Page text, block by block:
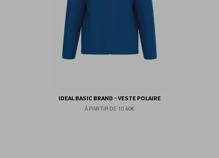
IDEAL BASIC BRAND - VESTE POLAIRE
À PARTIR DE 10.40€